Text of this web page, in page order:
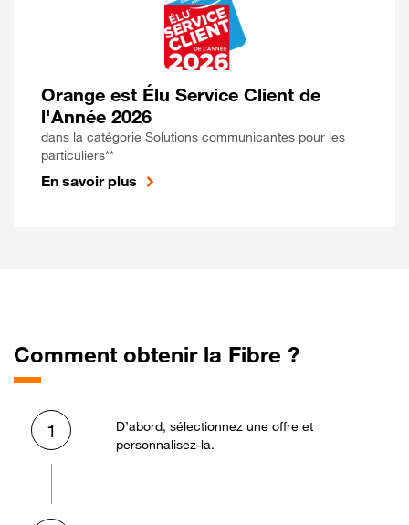
Orange est Élu Service Client de
l'Année 2026
dans la catégorie Solutions communicantes pour les
particuliers**
En savoir plus
Comment obtenir la Fibre ?
1
D’abord, sélectionnez une offre et
personnalisez-la.